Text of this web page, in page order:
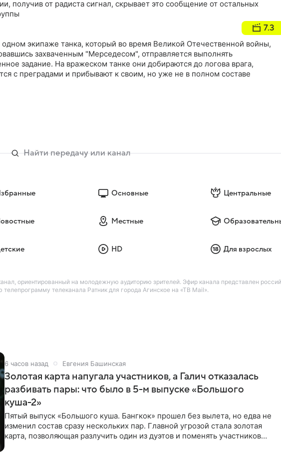
получив от радиста сигнал, скрывает это сообщение от остальных
7.3
экипаже танка, который во время Великой Отечественной войны,
захваченным "Мерседесом", отправляется выполнять
задание. На вражеском танке они добираются до логова врага,
с преградами и прибывают к своим, но уже не в полном составе
Основные Центральные
Местные
HD Для взрослых
ориентированный на молодежную аудиторию зрителей. Эфир канала представлен
телеканала Ратник для города Агинское на «ТВ Mail».
6 часов назад Евгения Башинская
Золотая карта напугала участников, а Галич отказалась
разбивать пары: что было в 5-м выпуске «Большого
куша-2»
Пятый выпуск «Большого куша. Бангкок» прошел без вылета, но едва не
изменил состав сразу нескольких пар. Главной угрозой стала золотая
карта, позволяющая разлучить один из дуэтов и поменять участников